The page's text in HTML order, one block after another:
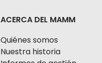
ACERCA DEL MAMM
Quiénes somos
Nuestra historia